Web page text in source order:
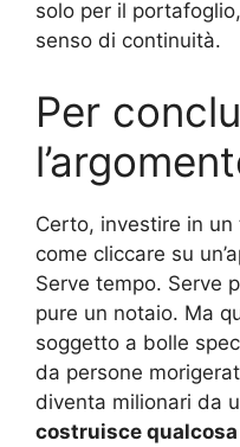
solo per il
senso di continuità.
Per
Certo, investire in
come cliccare su
Serve tempo. Serve
pure un notaio. Ma
soggetto a bolle
da persone
diventa milionari da
costruisce